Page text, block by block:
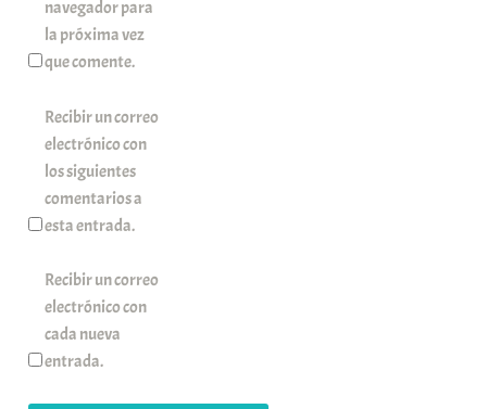
navegador para
la próxima vez
que comente.
Recibir un correo
electrónico con
los siguientes
comentarios a
esta entrada.
Recibir un correo
electrónico con
cada nueva
entrada.